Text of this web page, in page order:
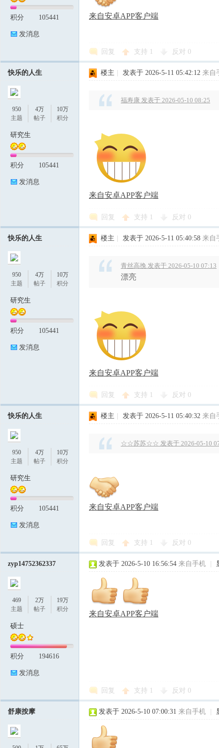
积分 105441
发消息
来自安卓APP客户端
回复 支持 反对 0
快乐的人生
950
主题
4万
帖子
10万
积分
研究生
积分 105441
发消息
楼主 发表于 2026-5-11 05:42:12 来自
福寿康 发表于 2026-05-10 08:25
来自安卓APP客户端
回复 支持 反对 0
快乐的人生
950
主题
4万
帖子
10万
积分
研究生
积分 105441
发消息
楼主 发表于 2026-5-11 05:40:58 来自
青丝高挽 发表于 2026-05-10 07:13
漂亮
来自安卓APP客户端
回复 支持 反对 0
快乐的人生
950
主题
4万
帖子
10万
积分
研究生
积分 105441
发消息
楼主 发表于 2026-5-11 05:40:32 来自
☆☆苏苏☆☆ 发表于 2026-05-10
来自安卓APP客户端
回复 支持 反对 0
zyp14752362337
469
主题
2万
帖子
19万
积分
硕士
积分 194616
发消息
发表于 2026-5-10 16:56:54 来自手机
来自安卓APP客户端
回复 支持 反对 0
舒康按摩 发表于 2026-5-10 07:00:31 来自手机